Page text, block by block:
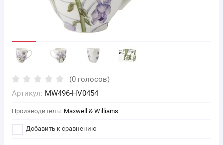
(0 голосов)
Артикул: MW496-HV0454
Производитель: Maxwell & Williams
Добавить к сравнению